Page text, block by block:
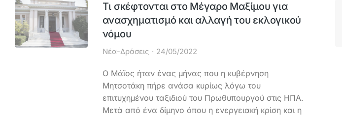
Τι σκέφτονται στο Μέγαρο Μαξίμου για
ανασχηματισμό και αλλαγή του εκλογικού
νόμου
Νέα-Δράσεις 24/05/2022
Ο Μάϊος ήταν ένας μήνας που η κυβέρνηση
Μητσοτάκη πήρε ανάσα κυρίως λόγω του
επιτυχημένου ταξιδιού του Πρωθυπουργού στις ΗΠΑ.
Μετά από ένα δίμηνο όπου η ενεργειακή κρίση και η